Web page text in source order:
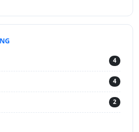
4
4
2